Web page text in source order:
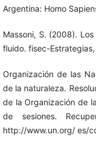
Argentina: Homo
Massoni, S. (2008).
fluido. fisec-
Organización de las
de la naturaleza.
de la Organización de
de sesiones.
http://www.un.org/ es/